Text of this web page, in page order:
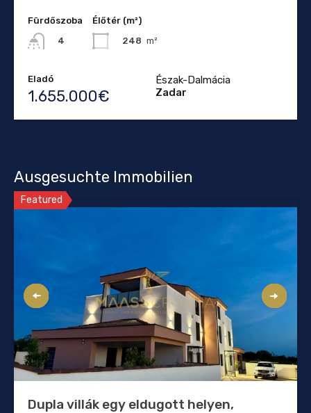
Fürdőszoba
4
Élőtér (m²)
248 m²
Eladó
1.655.000€
Észak-Dalmácia
Zadar
Ausgesuchte Immobilien
Featured
Dupla villák egy eldugott helyen,